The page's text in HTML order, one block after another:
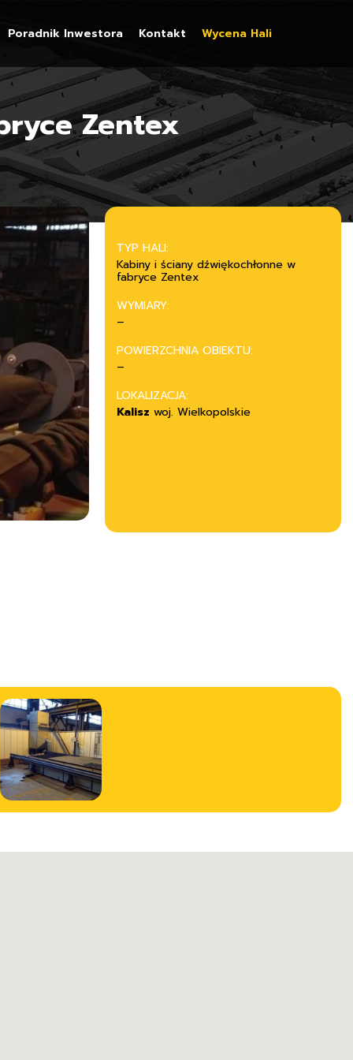
Poradnik Inwestora Kontakt Wycena Hali
Zentex
TYP HALI:
Kabiny i ściany dźwiękochłonne w
fabryce Zentex
WYMIARY:
–
POWIERZCHNIA OBIEKTU:
–
LOKALIZACJA:
Kalisz woj. Wielkopolskie